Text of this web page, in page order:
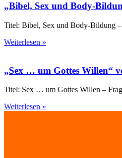
„Bibel, Sex und Body-
Titel: Bibel, Sex und Body-Bildung
Weiterlesen »
„Sex … um Gottes Willen“
Titel: Sex … um Gottes Willen –
Weiterlesen »